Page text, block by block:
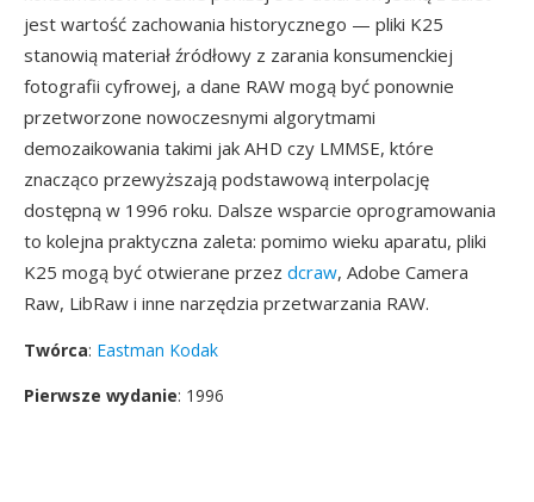
jest wartość zachowania historycznego — pliki K25
stanowią materiał źródłowy z zarania konsumenckiej
fotografii cyfrowej, a dane RAW mogą być ponownie
przetworzone nowoczesnymi algorytmami
demozaikowania takimi jak AHD czy LMMSE, które
znacząco przewyższają podstawową interpolację
dostępną w 1996 roku. Dalsze wsparcie oprogramowania
to kolejna praktyczna zaleta: pomimo wieku aparatu, pliki
K25 mogą być otwierane przez dcraw, Adobe Camera
Raw, LibRaw i inne narzędzia przetwarzania RAW.
Twórca: Eastman Kodak
Pierwsze wydanie: 1996